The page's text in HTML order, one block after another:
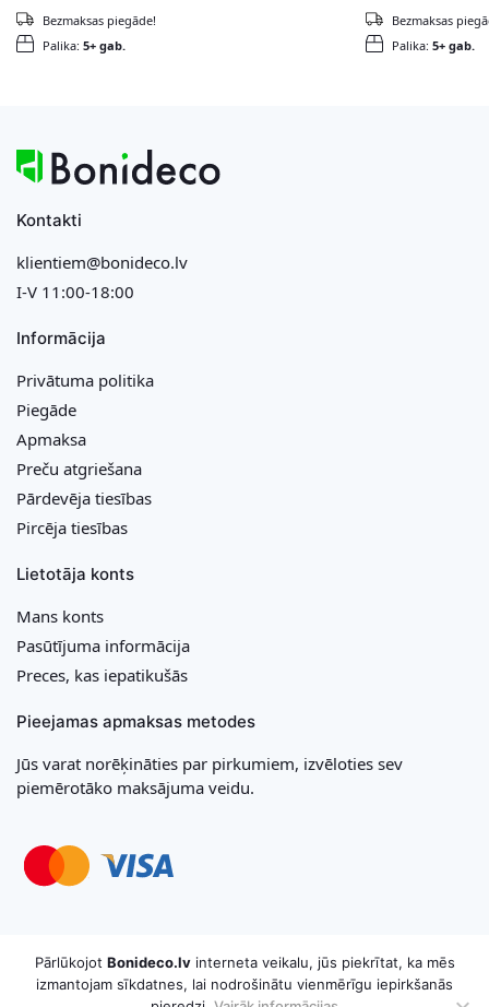
Palika: 5+ gab.
Bezmaksas piegāde!
Palika: 5+ gab.
Bezmaksas
Kontakti
klientiem@bonideco.lv
I-V 11:00-18:00
Informācija
Privātuma politika
Piegāde
Apmaksa
Preču atgriešana
Pārdevēja tiesības
Pircēja tiesības
Lietotāja konts
Mans konts
Pasūtījuma informācija
Preces, kas iepatikušās
Pieejamas apmaksas metodes
Jūs varat norēķināties par pirkumiem, izvēloties sev
piemērotāko maksājuma veidu.
Pārlūkojot Bonideco.lvinterneta veikalu, jūs piekrītat, ka mēs
izmantojam sīkdatnes, lai nodrošinātu vienmērīgu iepirkšanās